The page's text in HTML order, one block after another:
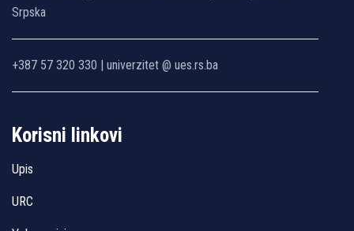
Srpska
+387 57 320 330 | univerzitet @ ues.rs.ba
Korisni linkovi
Upis
URC